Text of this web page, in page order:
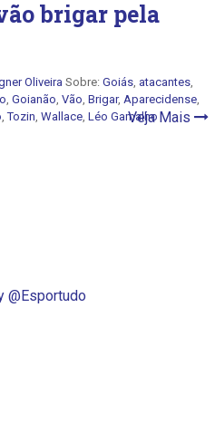
brigar pela
Oliveira Sobre: Goiás atacantes
Goianão Vão Brigar, Aparecidense
,Tozin Wallace Léo GamalhoVeja Mais
@Esportudo